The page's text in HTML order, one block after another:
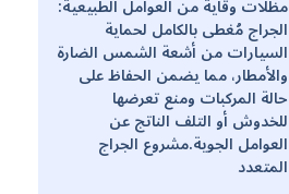
مظلات وقاية من العوامل الطبيعية:
الجراج مُغطى بالكامل لحماية
السيارات من أشعة الشمس الضارة
والأمطار، مما يضمن الحفاظ على
حالة المركبات ومنع تعرضها
للخدوش أو التلف الناتج عن
العوامل الجوية.مشروع الجراج
المتعدد